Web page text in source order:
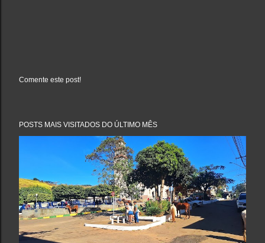
a
u
e
n
t
á
r
i
o
Comente este post!
POSTS MAIS VISITADOS DO ÚLTIMO MÊS